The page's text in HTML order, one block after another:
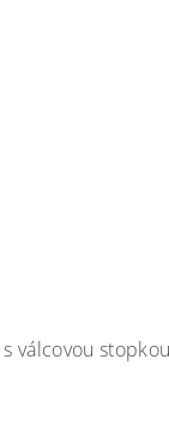
s válcovou